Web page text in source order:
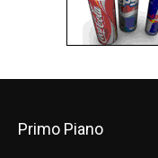
Primo Piano